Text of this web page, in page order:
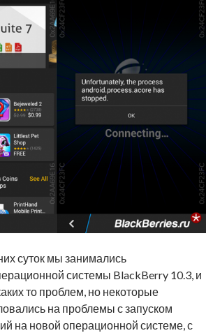
суток мы занимались
системы BlackBerry 10.3, и
то проблем, но некоторые
на проблемы с запуском
на новой операционной системе, с